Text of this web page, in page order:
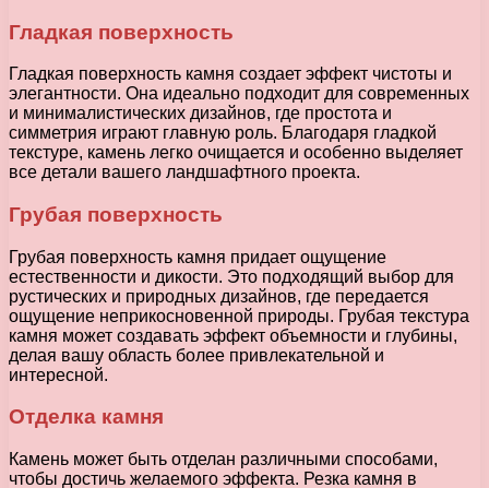
Гладкая поверхность
Гладкая поверхность камня создает эффект чистоты и
элегантности. Она идеально подходит для современных
и минималистических дизайнов, где простота и
симметрия играют главную роль. Благодаря гладкой
текстуре, камень легко очищается и особенно выделяет
все детали вашего ландшафтного проекта.
Грубая поверхность
Грубая поверхность камня придает ощущение
естественности и дикости. Это подходящий выбор для
рустических и природных дизайнов, где передается
ощущение неприкосновенной природы. Грубая текстура
камня может создавать эффект объемности и глубины,
делая вашу область более привлекательной и
интересной.
Отделка камня
Камень может быть отделан различными способами,
чтобы достичь желаемого эффекта. Резка камня в